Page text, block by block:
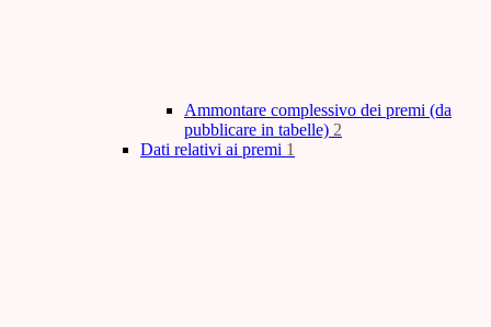
Ammontare complessivo dei premi (da
pubblicare in tabelle) 2
Dati relativi ai premi 1